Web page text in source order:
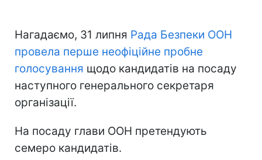
Нагадаємо, 31 липня Рада Безпеки ООН
провела перше неофіційне пробне
голосування щодо кандидатів на посаду
наступного генерального секретаря
організації.
На посаду глави ООН претендують
семеро кандидатів.